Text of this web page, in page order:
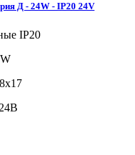
Д - 24W - IP20 24V
IP20